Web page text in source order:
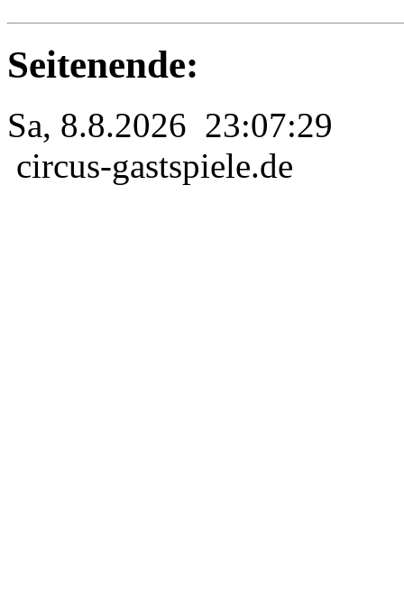
Seitenende:
Sa, 8.8.2026 23:07:29
circus-gastspiele.de